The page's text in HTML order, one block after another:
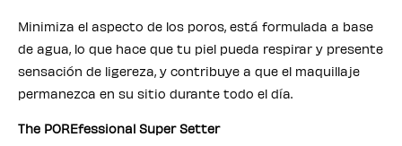
Minimiza el aspecto de los poros, está formulada a base
de agua, lo que hace que tu piel pueda respirar y presente
sensación de ligereza, y contribuye a que el maquillaje
permanezca en su sitio durante todo el día.
The POREfessional Super Setter